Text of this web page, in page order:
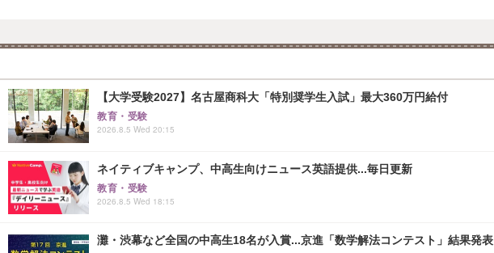
【大学受験2027】名古屋商科大「特別奨学生入試」最大360万円給付
教育・受験
2026.8.5 Wed 20:15
ネイティブキャンプ、中高生向けニュース英語提供...毎日更新
教育・受験
2026.8.5 Wed 18:15
灘・渋幕など全国の中高生18名が入賞...京進「数学解法コンテスト」結果発表